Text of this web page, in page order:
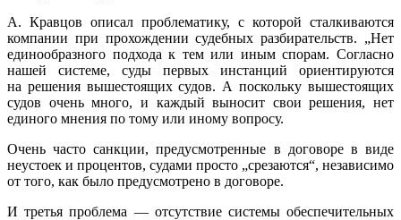
А. Кравцов описал проблематику, с которой сталкиваются
компании при прохождении судебных разбирательств. „Нет
единообразного подхода к тем или иным спорам. Согласно
нашей системе, суды первых инстанций ориентируются
на решения вышестоящих судов. А поскольку вышестоящих
судов очень много, и каждый выносит свои решения, нет
единого мнения по тому или иному вопросу.
Очень часто санкции, предусмотренные в договоре в виде
неустоек и процентов, судами просто „срезаются“, независимо
от того, как было предусмотрено в договоре.
И третья проблема — отсутствие системы обеспечительных